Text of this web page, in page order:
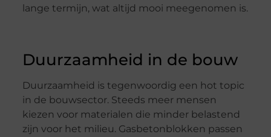
lange termijn, wat altijd mooi meegenomen is.
Duurzaamheid in de bouw
Duurzaamheid is tegenwoordig een hot topic
in de bouwsector. Steeds meer mensen
kiezen voor materialen die minder belastend
zijn voor het milieu. Gasbetonblokken passen